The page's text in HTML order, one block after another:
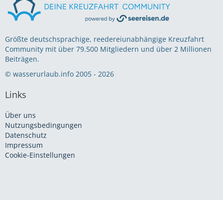
Größte deutschsprachige, reedereiunabhängige Kreuzfahrt
Community mit über 79.500 Mitgliedern und über 2 Millionen
Beiträgen.
© wasserurlaub.info 2005 - 2026
Links
Über uns
Nutzungsbedingungen
Datenschutz
Impressum
Cookie-Einstellungen